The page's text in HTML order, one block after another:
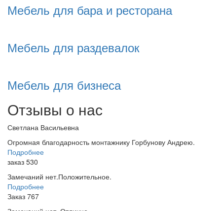
Мебель для бара и ресторана
Мебель для раздевалок
Мебель для бизнеса
Отзывы о нас
Светлана Васильевна
Огромная благодарность монтажнику Горбунову Андрею.
Подробнее
заказ 530
Замечаний нет.Положительное.
Подробнее
Заказ 767